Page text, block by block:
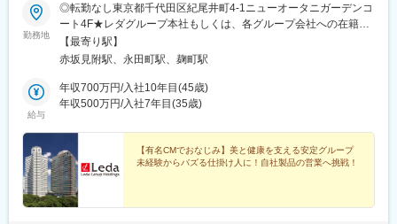
勤務地
◎転勤なし東京都千代田区紀尾井町4-1ニューオータニガーデンコ
ート4F★レダグループ本社もしくは、各グループ会社への在籍出
向となります。
【最寄り駅】
赤坂見附駅、永田町駅、麹町駅
給与
年収700万円/入社10年目(45歳)
年収500万円/入社7年目(35歳)
【有名CMでおなじみ】美と健康を支える安定グループ
未経験からバズる仕掛け人に！自社製品の営業へ挑戦！